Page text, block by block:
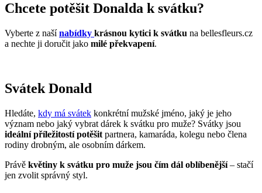
Chcete potěšit Donalda k svátku?
Vyberte z našínabídky krásnou kytici k svátku na bellesfleurs.cz
a nechte ji doručit jako milé překvapení.
Svátek Donald
Hledáte, kdy má svátek konkrétní mužské jméno, jaký je jeho
význam nebo jaký vybrat dárek k svátku pro muže? Svátky jsou
ideální příležitostí potěšit partnera, kamaráda, kolegu nebo člena
rodiny drobným, ale osobním dárkem.
Právě květiny k svátku pro muže jsou čím dál oblíbenější– stačí
jen zvolit správný styl.